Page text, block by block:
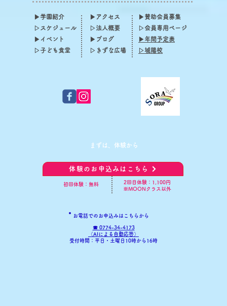
▶学園紹介
▷スケジュール​
▶イベント
​▷子ども食堂
▶アクセス
▷法人概要
▶ブログ
▷きずな広場
▶賛助会員募集
▷会員専用ページ
▶年間予定表
▷城陽校
​まずは、体験から
体験のお申込みはこちら
初回体験：無料
​2回目体験：1,100円
※MOONクラス以外
お電話でのお申込みはこちらから
☎ 0774-34-4173
​（AIによる自動応答）
​受付時間：平日・土曜日10時から16時